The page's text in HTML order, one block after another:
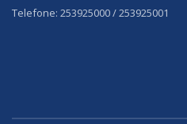
Telefone: 253925000 / 253925001